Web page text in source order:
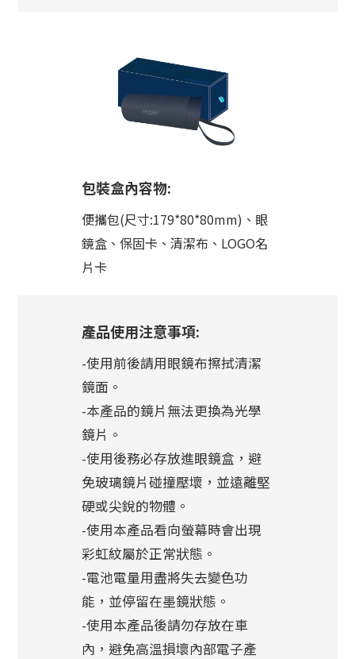
包裝盒內容物:
便攜包(尺寸:179*80*80mm)、眼
鏡盒、保固卡、清潔布、LOGO名
片卡
產品使用注意事項:
-使用前後請用眼鏡布擦拭清潔
鏡面。
-本產品的鏡片無法更換為光學
鏡片。
-使用後務必存放進眼鏡盒，避
免玻璃鏡片碰撞壓壞，並遠離堅
硬或尖銳的物體。
-使用本產品看向螢幕時會出現
彩虹紋屬於正常狀態。
-電池電量用盡將失去變色功
能，並停留在墨鏡狀態。
-使用本產品後請勿存放在車
內，避免高溫損壞內部電子產